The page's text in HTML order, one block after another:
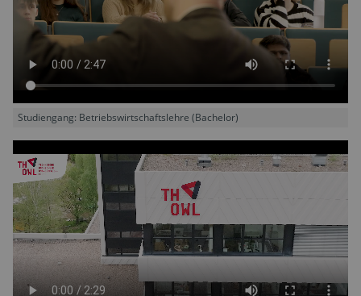
Studiengang: Betriebswirtschaftslehre (Bachelor)